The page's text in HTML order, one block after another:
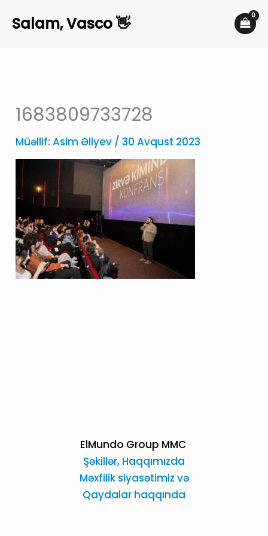
Salam, Vasco 👋
1683809733728
Müəllif:Asim Əliyev /30 Avqust 2023
ElMundo Group MMC
Şəkillər, Haqqımızda
Məxfilik siyasətimiz və
Qaydalar haqqında